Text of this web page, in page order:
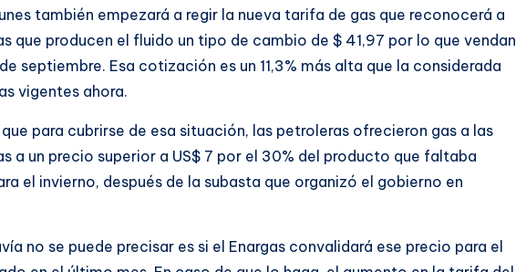
también empezará a regir la nueva tarifa de gas que reconocerá a
que producen el fluido un tipo de cambio de $ 41,97 por lo que vendan
septiembre. Esa cotización es un 11,3% más alta que la considerada
vigentes ahora.
que para cubrirse de esa situación, las petroleras ofrecieron gas a las
a un precio superior a US$ 7 por el 30% del producto que faltaba
el invierno, después de la subasta que organizó el gobierno en
no se puede precisar es si el Enargas convalidará ese precio para el